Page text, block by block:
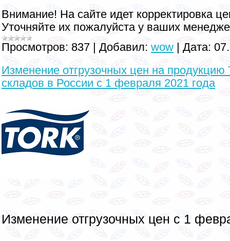
Внимание! На сайте идет корректировка
Уточняйте их пожалуйста у ваших
Просмотров: 837 Добавил: wow Дата:
Изменение отгрузочных цен на продукцию
складов в России с 1 февраля 2021 года
Изменение отгрузочных цен с 1